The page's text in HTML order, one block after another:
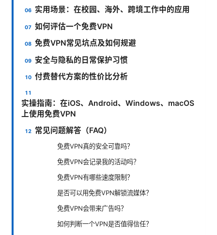
实用场景：在校园、海外、跨境工作中的应用
如何评估一个免费VPN
免费VPN常见坑点及如何规避
安全与隐私的日常保护习惯
付费替代方案的性价比分析
实操指南：在iOS、Android、Windows、macOS
上使用免费VPN
常见问题解答（FAQ）
免费VPN真的安全可靠吗？
免费VPN会记录我的活动吗？
免费VPN有哪些速度限制？
是否可以用免费VPN解锁流媒体？
免费VPN会带来广告吗？
如何判断一个VPN是否值得信任？